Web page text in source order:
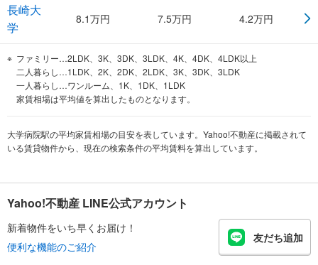
長崎大
学
8.1万円 7.5万円 4.2万円
ファミリー…2LDK、3K、3DK、3LDK、4K、4DK、4LDK以上
二人暮らし…1LDK、2K、2DK、2LDK、3K、3DK、3LDK
一人暮らし…ワンルーム、1K、1DK、1LDK
家賃相場は平均値を算出したものとなります。
大学病院駅の平均家賃相場の目安を表しています。Yahoo!不動産に掲載されて
いる賃貸物件から、現在の検索条件の平均賃料を算出しています。
Yahoo!不動産 LINE公式アカウント
新着物件をいち早くお届け！
便利な機能のご紹介
友だち追加